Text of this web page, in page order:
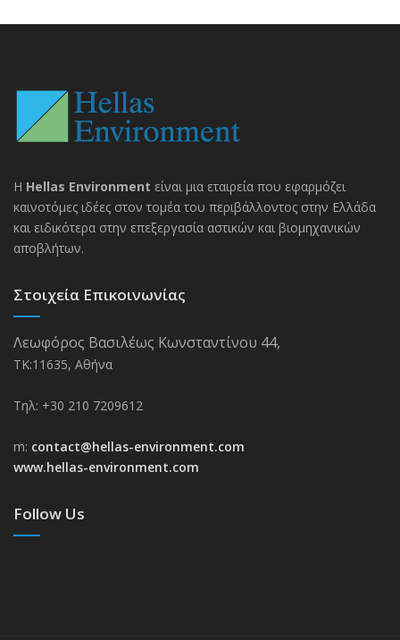
H Hellas Environment είναι μια εταιρεία που εφαρμόζει
καινοτόμες ιδέες στον τομέα του περιβάλλοντος στην Ελλάδα
και ειδικότερα στην επεξεργασία αστικών και βιομηχανικών
αποβλήτων.
Στοιχεία Επικοινωνίας
Λεωφόρος Βασιλέως Κωνσταντίνου 44,
ΤΚ:11635, Αθήνα
Τηλ: +30 210 7209612
m: contact@hellas-environment.com
www.hellas-environment.com
Follow Us